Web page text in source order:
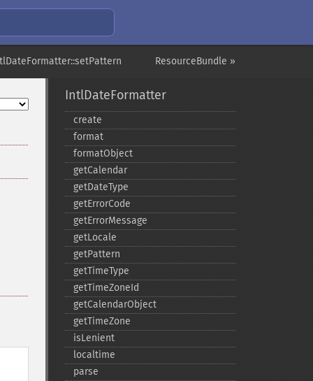
ResourceBundle »
IntlDateFormatter
create
format
formatObject
getCalendar
getDateType
getErrorCode
getErrorMessage
getLocale
getPattern
getTimeType
getTimeZoneId
getCalendarObject
getTimeZone
isLenient
localtime
parse